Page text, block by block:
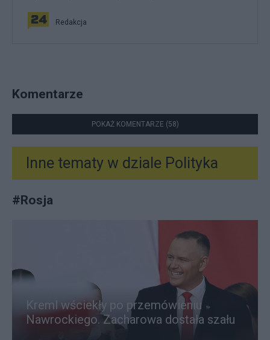
Redakcja
Komentarze
POKAŻ KOMENTARZE (58)
Inne tematy w dziale Polityka
#Rosja
Kreml wściekły po przemówieniu
Nawrockiego. Zacharowa dostała szału